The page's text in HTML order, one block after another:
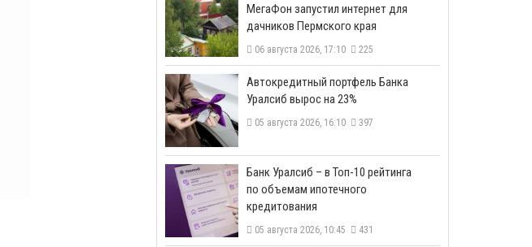
МегаФон запустил интернет для
дачников Пермского края
06 августа 2026, 17:10 225
​Автокредитный портфель Банка
Уралсиб вырос на 23%
05 августа 2026, 16:10 397
​Банк Уралсиб – в Топ-10 рейтинга
по объемам ипотечного
кредитования
05 августа 2026, 10:45 431